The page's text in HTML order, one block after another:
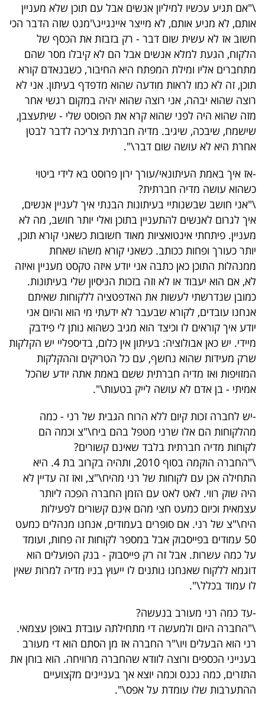
\"אם תגיע עכשיו למיליון אנשים אבל עם תוכן שלא מעניין
אותם, לא מניע אותם, לא מייצר איינגייג\'מנט שזה הדבר הכי
חשוב אז לא עשית שום דבר - רק בזבזת את הכסף של
הלקוח, הגעת למלא אנשים אבל הם לא קיבלו מסר שהם
מתחברים אליו ומילת המפתח היא החיבור, כשבנאדם קורא
תוכן, זה לא כמו לראות מודעה שהוא מדפדף בעיתון. אני לא
רוצה שהוא יבהה, אני רוצה שהוא יהיה במקום רגשי אחר
מזה שהוא היה לפני שהוא קרא את הפוסט שלי - שיתעצבן,
שישמח, שיבכה, שיגיב. מדיה חברתית צריכה לדבר לבטן
אחרת היא לא עושה שום דבר\".
-אז איך באמת העיתונאי/עורך ירון פרוסט בא לידי ביטוי
כשהוא עושה מדיה חברתית?
\"אני חושב שבשנותיי בעיתונות הבנתי איך לעניין אנשים,
איך לגרום לאנשים להתעניין בתוכן ואלי יותר חושב, מה לא
מעניין. פיתחתי אינטואציות מאוד חשובות כשאני קורא תוכן,
יותר כעורך ופחות ככותב. כשאני קורא משהו שאחת
ממנהלות התוכן כאן כתבה אני יודע איזה טקסט מעניין ואיזה
לא, אם הוא יעבוד או לא וזה בזכות הניסיון שלי בעיתונות.
כמובן שנדרשתי לעשות את האדפטציה ללקוחות שאיתם
אנחנו עובדים, לקורא שבעבר לא ידעתי מי הוא והיום אני
יודע איך קוראים לו וכיצד הוא מגיב כשהוא נותן לי פידבק
מיידי. יש כאן אבולוציה: בעיתון אין כלום, בדיספליי יש הקלקות
שרק מעידות שהוא נחשף, עם כל הטריקים וההקלקות
המזויפות ואז מדיה חברתית ששם באמת אתה יודע שהכל
אמיתי - בן אדם לא עושה לייק בטעות\".
-יש לחברה זכות קיום ללא הרוח הגבית של רני - כמה
מהלקוחות הם אלו שרני מטפל בהם ביח\"צ וכמה הם
לקוחות מדיה חברתית בלבד שאינם קשורים?
\"החברה הוקמה בסוף 2010, ותהיה בקרוב בת 4. היא
התחילה אכן עם לקוחות של רני מהיח\"צ, ואז זה עדיין לא
היה שוק רווי. לאט לאט עם הזמן החברה הפכה ליותר
עצמאית וכיום כמעט חצי מהם אינם קשורים לפעילות
היח\"צ של רני. אם סופרים בעמודים, אנחנו מנהלים כמעט
50 עמודים בפייסבוק אבל במספר לקוחות זה פחות, ועומד
על כמה עשרות. אבל זה רק פייסבוק - בנק הפועלים הוא
דוגמא ללקוח שאנחנו נותנים לו ייעוץ בניו מדיה למרות שאין
לו עמוד בכלל\".
-עד כמה רני מעורב בנעשה?
\"החברה היום ולמעשה די מתחילתה עובדת באופן עצמאי.
רני הוא הבעלים ויו\"ר החברה אז מן הסתם הוא די מעורב
בענייני הכספים ורוצה לוודא שהחברה מרוויחה. הוא בוחן את
התזרים, כמה נכנס וכמה יוצא אך בעניינים מקצועיים
ההתערבות שלו עומדת על אפס\".